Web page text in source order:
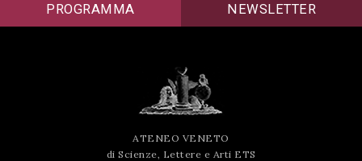
PROGRAMMA NEWSLETTER
ATENEO VENETO
di Scienze, Lettere e Arti ETS